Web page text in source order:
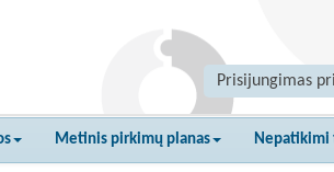
Prisijungimas
Metinis pirkimų planas Nepatikimi